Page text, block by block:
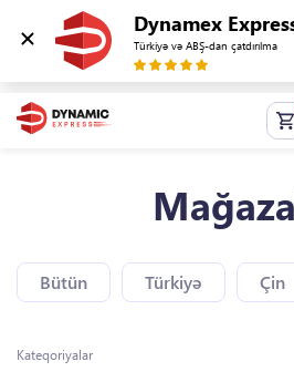
Dynamex
Türkiyə və ABŞ-dan çatdırılma
Bütün Türkiyə Çin
Kateqoriyalar